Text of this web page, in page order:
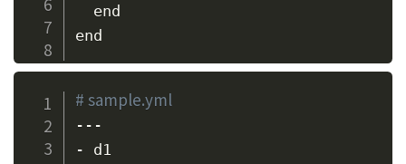
  end
# sample.yml
---
- d1